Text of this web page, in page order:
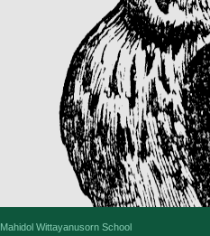
Mahidol Wittayanusorn School